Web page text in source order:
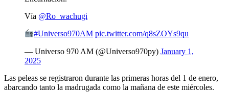
Vía @Ro_wachugi
#Universo970AM pic.twitter.com/q8sZOYs9qu
— Universo 970 AM (@Universo970py) January 1,
2025
Las peleas se registraron durante las primeras horas del 1 de enero,
abarcando tanto la madrugada como la mañana de este miércoles.